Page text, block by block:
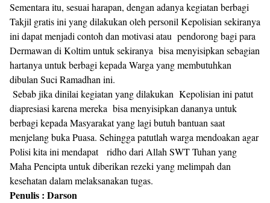
Sementara itu, sesuai harapan, dengan adanya kegiatan berbagi
Takjil gratis ini yang dilakukan oleh personil Kepolisian sekiranya
ini dapat menjadi contoh dan motivasi atau pendorong bagi para
Dermawan di Koltim untuk sekiranya bisa menyisipkan sebagian
hartanya untuk berbagi kepada Warga yang membutuhkan
dibulan Suci Ramadhan ini.
Sebab jika dinilai kegiatan yang dilakukan Kepolisian ini patut
diapresiasi karena mereka bisa menyisipkan dananya untuk
berbagi kepada Masyarakat yang lagi butuh bantuan saat
menjelang buka Puasa. Sehingga patutlah warga mendoakan agar
Polisi kita ini mendapat ridho dari Allah SWT Tuhan yang
Maha Pencipta untuk diberikan rezeki yang melimpah dan
kesehatan dalam melaksanakan tugas.
Penulis : Darson